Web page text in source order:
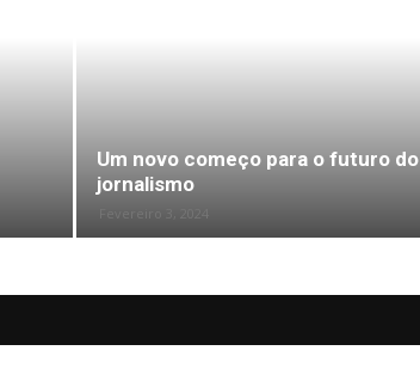
Um novo começo para o futuro do
jornalismo